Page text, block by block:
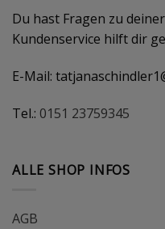
Du hast Fragen zu
Kundenservice hilft dir
E-Mail:
Tel.: 0151 23759345
ALLE SHOP INFOS
AGB